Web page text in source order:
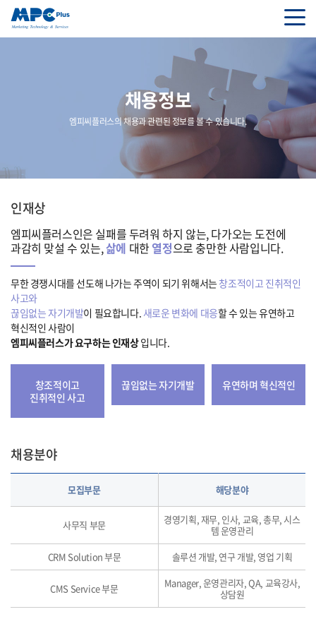
채용정보
엠피씨플러스의 채용과 관련된 정보를 볼 수 있습니다.
인재상
엠피씨플러스인은 실패를 두려워 하지 않는,다가오는 도전에
과감히 맞설 수 있는,삶에 대한 열정으로 충만한 사람입니다.
무한 경쟁시대를 선도해 나가는 주역이 되기 위해서는 창조적이고 진취적인
사고와
끊임없는 자기개발이 필요합니다. 새로운 변화에 대응할 수 있는 유연하고
혁신적인 사람이
엠피씨플러스가 요구하는 인재상입니다.
창조적이고
진취적인 사고
끊임없는 자기개발 유연하며 혁신적인
채용분야
모집부문 해당분야
사무직 부문
경영기획, 재무, 인사, 교육, 총무, 시스
템 운영관리
CRM Solution 부문
솔루션 개발, 연구 개발, 영업 기획
CMS Service 부문
Manager, 운영관리자, QA, 교육강사,
상담원